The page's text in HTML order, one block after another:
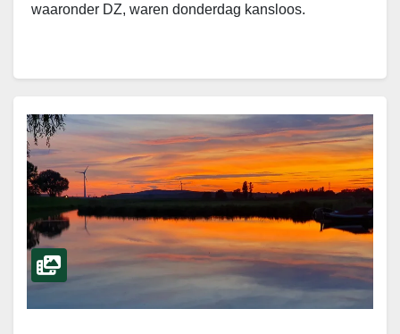
waaronder DZ, waren donderdag kansloos.